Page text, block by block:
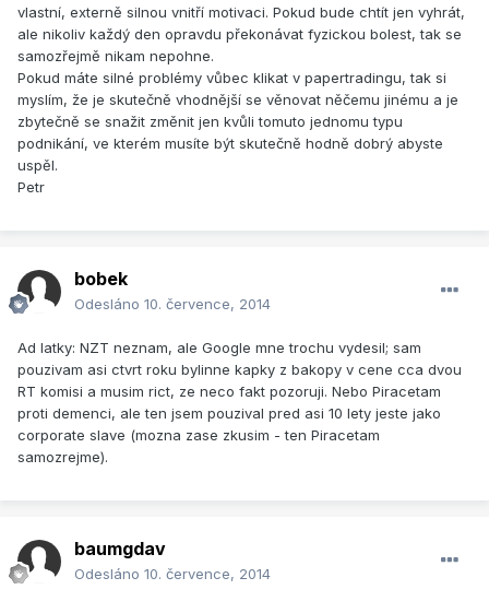
vlastní, externě silnou vnitří motivaci. Pokud bude chtít jen vyhrát,
ale nikoliv každý den opravdu překonávat fyzickou bolest, tak se
samozřejmě nikam nepohne.
Pokud máte silné problémy vůbec klikat v papertradingu, tak si
myslím, že je skutečně vhodnější se věnovat něčemu jinému a je
zbytečně se snažit změnit jen kvůli tomuto jednomu typu
podnikání, ve kterém musíte být skutečně hodně dobrý abyste
uspěl.
Petr
bobek
Odesláno 10. července, 2014
Ad latky: NZT neznam, ale Google mne trochu vydesil; sam
pouzivam asi ctvrt roku bylinne kapky z bakopy v cene cca dvou
RT komisi a musim rict, ze neco fakt pozoruji. Nebo Piracetam
proti demenci, ale ten jsem pouzival pred asi 10 lety jeste jako
corporate slave (mozna zase zkusim - ten Piracetam
samozrejme).
baumgdav
Odesláno 10. července, 2014